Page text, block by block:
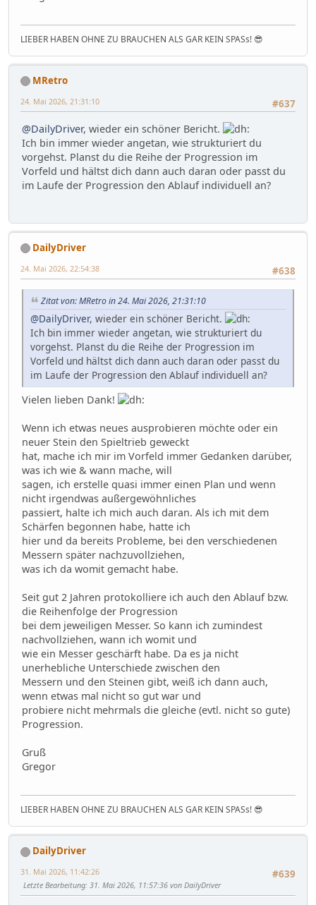
LIEBER HABEN OHNE ZU BRAUCHEN ALS GAR KEIN SPASs! 😎
MRetro
#637
24. Mai 2026, 21:31:10
@DailyDriver, wieder ein schöner Bericht.
Ich bin immer wieder angetan, wie strukturiert du
vorgehst. Planst du die Reihe der Progression im
Vorfeld und hältst dich dann auch daran oder passt du
im Laufe der Progression den Ablauf individuell an?
DailyDriver
#638
24. Mai 2026, 22:54:38
Zitat von: MRetro in 24. Mai 2026, 21:31:10
@DailyDriver, wieder ein schöner Bericht.
Ich bin immer wieder angetan, wie strukturiert du
vorgehst. Planst du die Reihe der Progression im
Vorfeld und hältst dich dann auch daran oder passt du
im Laufe der Progression den Ablauf individuell an?
Vielen lieben Dank!
Wenn ich etwas neues ausprobieren möchte oder ein
neuer Stein den Spieltrieb geweckt
hat, mache ich mir im Vorfeld immer Gedanken darüber,
was ich wie & wann mache, will
sagen, ich erstelle quasi immer einen Plan und wenn
nicht irgendwas außergewöhnliches
passiert, halte ich mich auch daran. Als ich mit dem
Schärfen begonnen habe, hatte ich
hier und da bereits Probleme, bei den verschiedenen
Messern später nachzuvollziehen,
was ich da womit gemacht habe.
Seit gut 2 Jahren protokolliere ich auch den Ablauf bzw.
die Reihenfolge der Progression
bei dem jeweiligen Messer. So kann ich zumindest
nachvollziehen, wann ich womit und
wie ein Messer geschärft habe. Da es ja nicht
unerhebliche Unterschiede zwischen den
Messern und den Steinen gibt, weiß ich dann auch,
wenn etwas mal nicht so gut war und
probiere nicht mehrmals die gleiche (evtl. nicht so gute)
Progression.
Gruß
Gregor
LIEBER HABEN OHNE ZU BRAUCHEN ALS GAR KEIN SPASs! 😎
DailyDriver
#639
31. Mai 2026, 11:42:26
Letzte Bearbeitung: 31. Mai 2026, 11:57:36 von DailyDriver